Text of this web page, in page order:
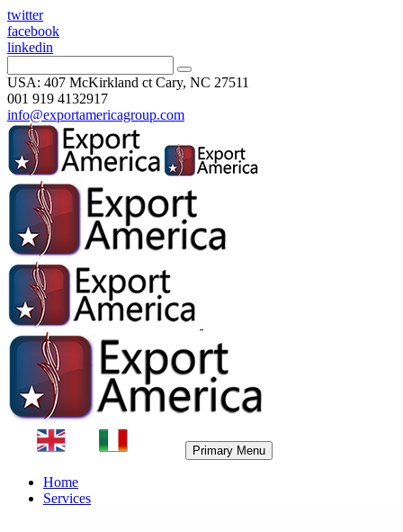
twitter
facebook
linkedin
USA: 407 McKirkland ct Cary, NC 27511
001 919 4132917
info@exportamericagroup.com
Primary Menu
Home
Services